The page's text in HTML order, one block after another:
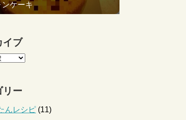
ンケーキ
イブ
リー
んレシピ (11)